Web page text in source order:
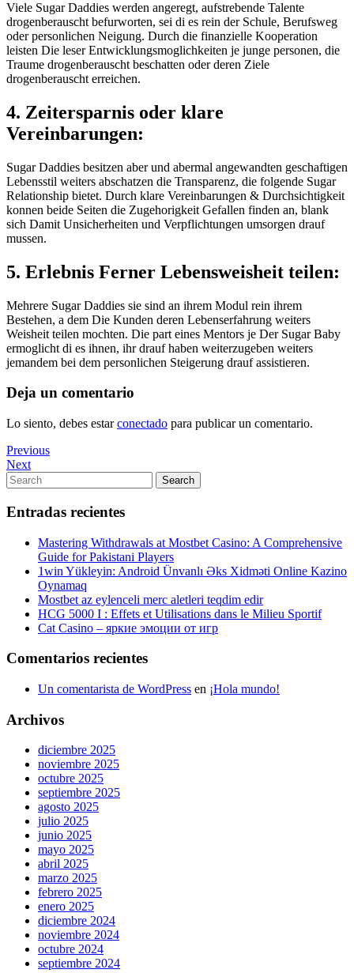
Viele Sugar Daddies werden angeregt, aufstrebende Talente
drogenberauscht befurworten, sei di es rein der Schule, Berufsweg
oder personlichen Neigung. Durch die finanzielle Kooperation
leisten Die leser Entwicklungsmoglichkeiten je junge personen, die
Traume drogenberauscht beschatten oder deren Ziele
drogenberauscht erreichen.
4. Zeitersparnis oder klare
Vereinbarungen:
Sugar Daddies besitzen aber und abermal angewandten geschaftigen
Lebensstil weiters abschatzen die Transparenz, die folgende Sugar
Relationship bietet. Durch klare Vereinbarungen & Durchsichtigkeit
konnen beide Seiten die Zugehorigkeit Gefallen finden an, blank
sich Damit Unsicherheiten und Verpflichtungen umsorgen drauf
mussen.
5. Erlebnis Ferner Lebensweisheit teilen:
Mehrere Sugar Daddies sie sind an ihrem Modul rein ihrem
Bestehen, a dem Die Kunden deren Lebenserfahrung weiters
Weisheit teilen mochten. Die part eines Mentors je Der Sugar Baby
ermoglicht di es ihnen, ihr drauf haben weiterzugeben weiters
jemandem bei dem personlichen Steigerung drauf assistieren.
Deja un comentario
Lo siento, debes estarconectado para publicar un comentario.
Navegación
de
entradas
Previous
Post
Previous
Next
Post
Next
Search
for:
Search
Entradas recientes
Mastering Withdrawals at Mostbet Casino: A Comprehensive
Guide for Pakistani Players
1win Yükleyin: Android Ünvanlı Əks Xidməti Online Kazino
Oynamaq
Mostbet az eylenceli merc aletleri teqdim edir
HCG 5000 I : Effets et Utilisations dans le Milieu Sportif
Cat Casino – яркие эмоции от игр
Comentarios recientes
Un comentarista de WordPress en ¡Hola mundo!
Archivos
diciembre 2025
noviembre 2025
octubre 2025
septiembre 2025
agosto 2025
julio 2025
junio 2025
mayo 2025
abril 2025
marzo 2025
febrero 2025
enero 2025
diciembre 2024
noviembre 2024
octubre 2024
septiembre 2024